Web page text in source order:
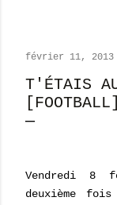
février 11, 2013
T'ÉTAIS
[FOOTBALL]
Vendredi 8
deuxième